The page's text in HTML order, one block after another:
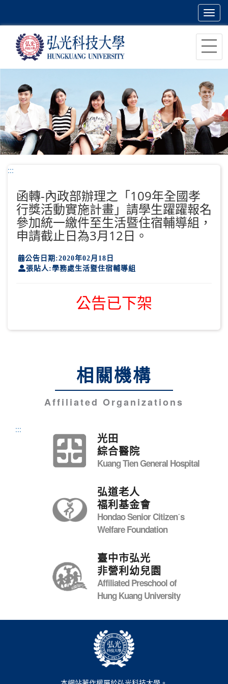
主
容
區
塊
:::
函轉-內政部辦理之「109年全國孝
行獎活動實施計畫」請學生躍躍報名
參加統一繳件至生活暨住宿輔導組，
申請截止日為3月12日。
公告日期:2020年02月18日
張貼人:學務處生活暨住宿輔導組
公告已下架
相關機構
Affiliated Organizations
:::
光田
綜合醫院
Kuang Tien General Hospital
弘道老人
福利基金會
Hondao Senior Citizenˊs
Welfare Foundation
臺中市弘光
非營利幼兒園
Affiliated Preschool of
Hung Kuang University